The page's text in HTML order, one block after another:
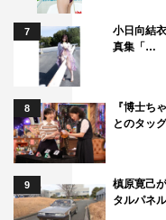
7
小日向結
真集「…
8
『博士ち
とのタッ
9
槙原寛己
タルパネ